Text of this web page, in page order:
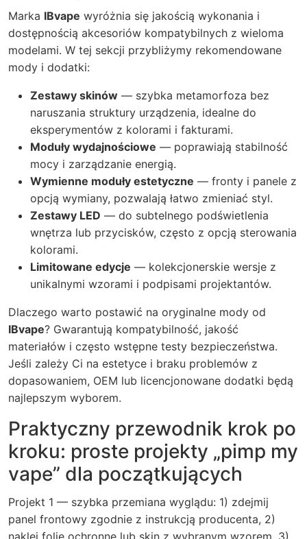
Marka IBvape wyróżnia się jakością wykonania i
dostępnością akcesoriów kompatybilnych z wieloma
modelami. W tej sekcji przybliżymy rekomendowane
mody i dodatki:
Zestawy skinów — szybka metamorfoza bez
naruszania struktury urządzenia, idealne do
eksperymentów z kolorami i fakturami.
Moduły wydajnościowe — poprawiają stabilność
mocy i zarządzanie energią.
Wymienne moduły estetyczne — fronty i panele z
opcją wymiany, pozwalają łatwo zmieniać styl.
Zestawy LED — do subtelnego podświetlenia
wnętrza lub przycisków, często z opcją sterowania
kolorami.
Limitowane edycje — kolekcjonerskie wersje z
unikalnymi wzorami i podpisami projektantów.
Dlaczego warto postawić na oryginalne mody od
IBvape? Gwarantują kompatybilność, jakość
materiałów i często wstępne testy bezpieczeństwa.
Jeśli zależy Ci na estetyce i braku problemów z
dopasowaniem, OEM lub licencjonowane dodatki będą
najlepszym wyborem.
Praktyczny przewodnik krok po
kroku: proste projekty „pimp my
vape” dla początkujących
Projekt 1 — szybka przemiana wyglądu: 1) zdejmij
panel frontowy zgodnie z instrukcją producenta, 2)
naklej folie ochronne lub skin z wybranym wzorem, 3)